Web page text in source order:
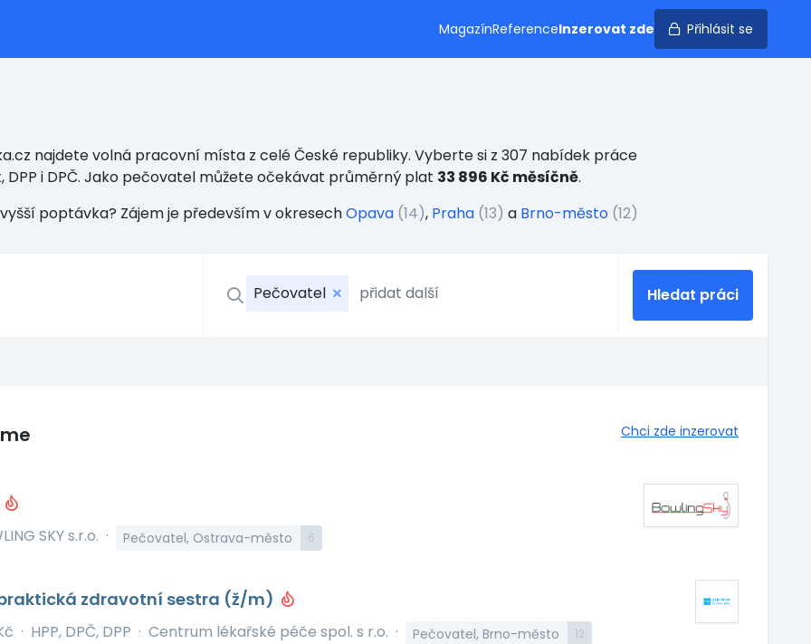
MagazínReferenceInzerovat zde Přihlásit se
najdete volná pracovní místa z celé České republiky. Vyberte si z 307 nabídek práce
i DPČ. Jako pečovatel můžete očekávat průměrný plat 33 896 Kč měsíčně.
poptávka? Zájem je především v okresechOpava (14), Praha (13) a Brno-město (12)
Pečovatel Hledat práci
Chci zde inzerovat
SKY s.r.o. · Pečovatel, Ostrava-město 6
zdravotní sestra (ž/m)
· HPP, DPČ, DPP · Centrum lékařské péče spol. s r.o. · Pečovatel, Brno-město 12